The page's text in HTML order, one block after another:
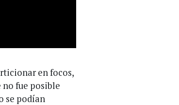
en focos,
fue posible
se podían